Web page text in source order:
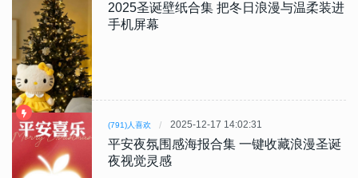
2025圣诞壁纸合集 把冬日浪漫与温柔装进
手机屏幕
(791)人喜欢 2025-12-17 14:02:31
平安夜氛围感海报合集 一键收藏浪漫圣诞
夜视觉灵感